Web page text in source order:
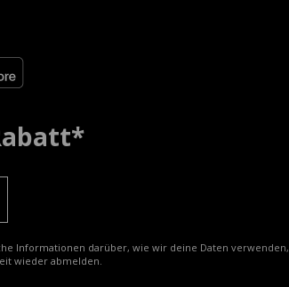
Informationen darüber, wie wir deine Daten verwenden,
wieder abmelden.